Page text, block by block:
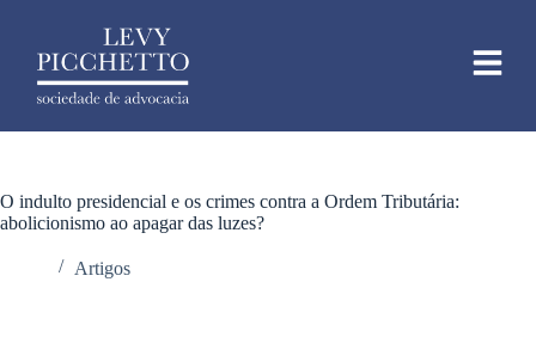
O indulto presidencial e os crimes contra a Ordem Tributária:
abolicionismo ao apagar das luzes?
Artigos